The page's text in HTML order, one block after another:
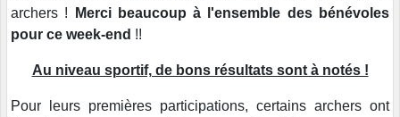
archers !
Merci beaucoup à l'ensemble des bénévoles
pour ce week-end !!
Au niveau sportif, de bons résultats sont à notés !
Pour leurs premières participations, certains archers ont